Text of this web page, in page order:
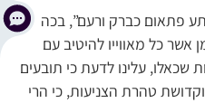
פתאום כברק ורעם”, בכה
כל מאווייו להיטיב עם
שכאלו, עלינו לדעת כי תובעים
טהרת הצניעות, כי הרי